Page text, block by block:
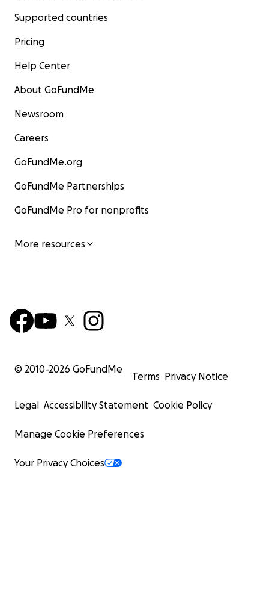
Supported countries
Pricing
Help Center
About GoFundMe
Newsroom
Careers
GoFundMe.org
GoFundMe Partnerships
GoFundMe Pro for nonprofits
More resources
© 2010-2026 GoFundMe
Terms Privacy Notice
Legal Accessibility Statement Cookie Policy
Manage Cookie Preferences
Your Privacy Choices